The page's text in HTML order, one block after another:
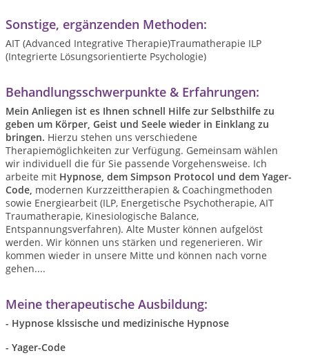
Sonstige, ergänzenden Methoden:
AIT (Advanced Integrative Therapie)Traumatherapie ILP
(Integrierte Lösungsorientierte Psychologie)
Behandlungsschwerpunkte & Erfahrungen:
Mein Anliegen ist es Ihnen schnell Hilfe zur Selbsthilfe zu
geben um Körper, Geist und Seele wieder in Einklang zu
bringen. Hierzu stehen uns verschiedene
Therapiemöglichkeiten zur Verfügung. Gemeinsam wählen
wir individuell die für Sie passende Vorgehensweise. Ich
arbeite mit Hypnose, dem Simpson Protocol und dem Yager-
Code, modernen Kurzzeittherapien & Coachingmethoden
sowie Energiearbeit (ILP, Energetische Psychotherapie, AIT
Traumatherapie, Kinesiologische Balance,
Entspannungsverfahren). Alte Muster können aufgelöst
werden. Wir können uns stärken und regenerieren. Wir
kommen wieder in unsere Mitte und können nach vorne
gehen....
Meine therapeutische Ausbildung:
- Hypnose klssische und medizinische Hypnose
- Yager-Code